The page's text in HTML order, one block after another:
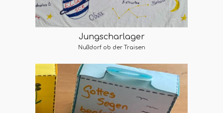
Jungscharlager
Nußdorf ob der Traisen